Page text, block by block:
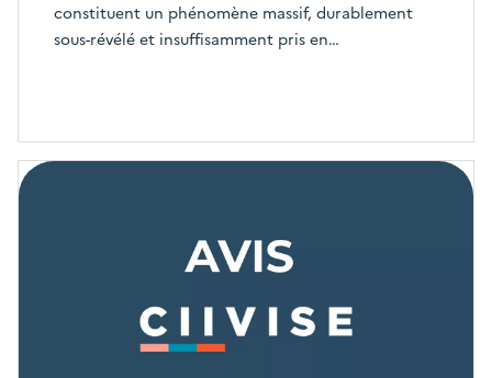
constituent un phénomène massif, durablement
sous-révélé et insuffisamment pris en…